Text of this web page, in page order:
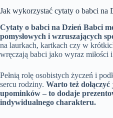
Jak wykorzystać cytaty o babci na
Cytaty o babci na Dzień Babci
pomysłowych i wzruszających
na laurkach, kartkach czy w
wręczają babci jako wyraz miłości
Pełnią rolę osobistych życzeń i
sercu rodziny. Warto też
upominków – to dodaje
indywidualnego charakteru.